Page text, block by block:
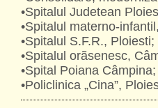
•Spitalul Judetean
•Spitalul materno-
•Spitalul S.F.R., Ploiesti;
•Spitalul orãsenesc,
•Spital Poiana Câmpina;
•Policlinica „Cina”,